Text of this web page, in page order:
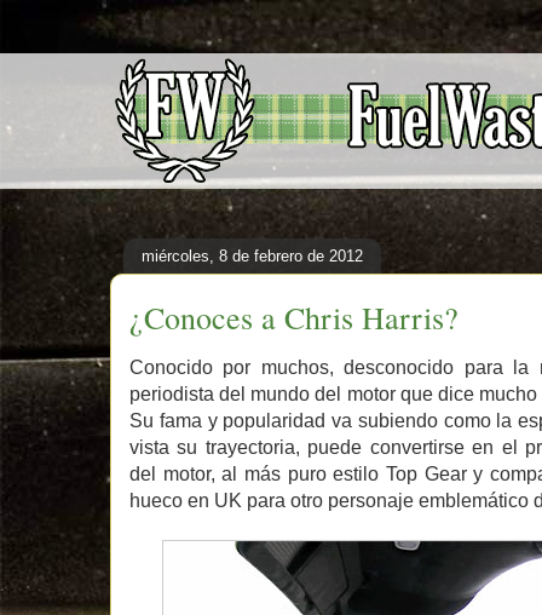
miércoles, 8 de febrero de 2012
¿Conoces a Chris Harris?
Conocido por muchos, desconocido para la
periodista del mundo del motor que dice
Su fama y popularidad va subiendo como la
vista su trayectoria, puede convertirse en el
del motor, al más puro estilo Top Gear y
hueco en UK para otro personaje emblemático